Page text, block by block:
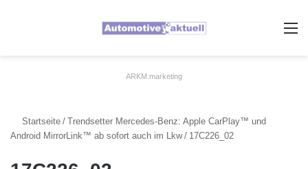
ARKM.marketing
Startseite / Trendsetter Mercedes-Benz: Apple CarPlay™ und
Android MirrorLink™ ab sofort auch im Lkw / 17C226_02